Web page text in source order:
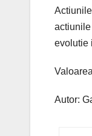
evolutie
Autor: